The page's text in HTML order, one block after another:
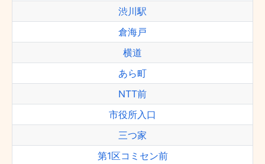
渋川駅
倉海戸
横道
あら町
NTT前
市役所入口
三つ家
第1区コミセン前